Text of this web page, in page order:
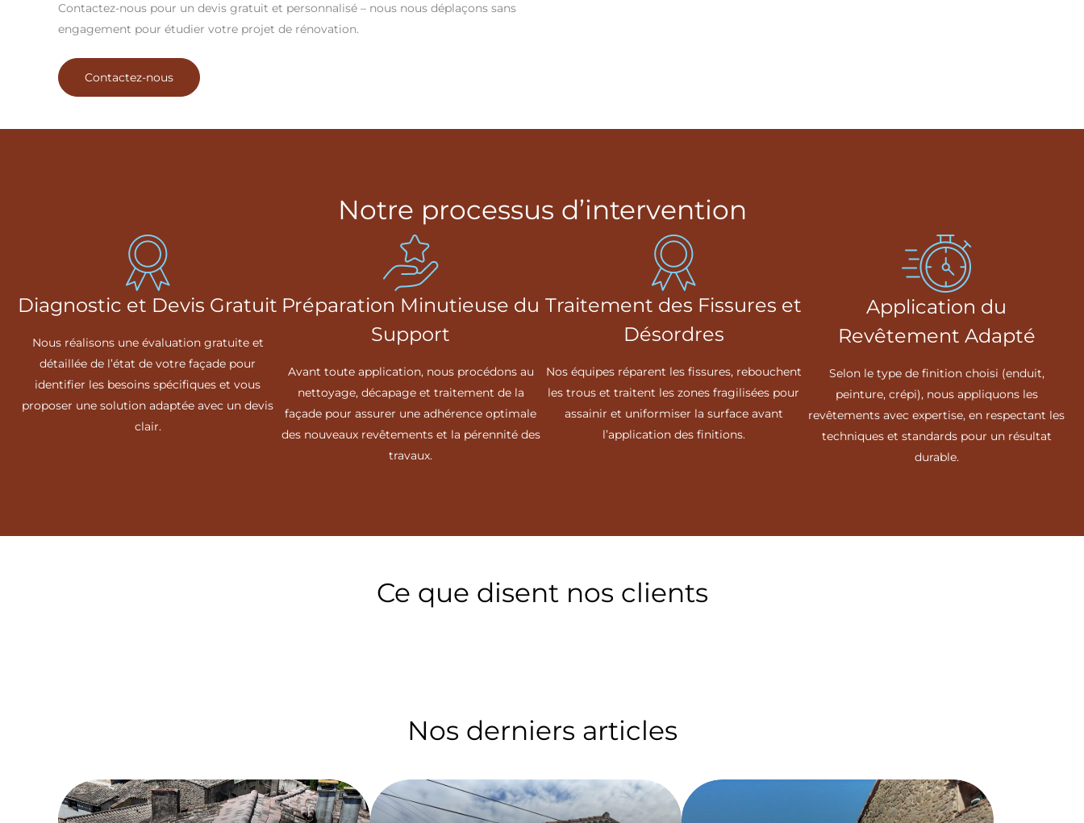
Contactez-nous pour un devis gratuit et personnalisé – nous nous déplaçons sans
engagement pour étudier votre projet de rénovation.
Contactez-nous
Notre processus d’intervention
Diagnostic et Devis Gratuit
Nous réalisons une évaluation gratuite et
détaillée de l’état de votre façade pour
identifier les besoins spécifiques et vous
proposer une solution adaptée avec un devis
clair.
Préparation Minutieuse du
Support
Avant toute application, nous procédons au
nettoyage, décapage et traitement de la
façade pour assurer une adhérence optimale
des nouveaux revêtements et la pérennité des
travaux.
Traitement des Fissures et
Désordres
Nos équipes réparent les fissures, rebouchent
les trous et traitent les zones fragilisées pour
assainir et uniformiser la surface avant
l’application des finitions.
Application du
Revêtement Adapté
Selon le type de finition choisi (enduit,
peinture, crépi), nous appliquons les
revêtements avec expertise, en respectant les
techniques et standards pour un résultat
durable.
Ce que disent nos clients
Nos derniers articles